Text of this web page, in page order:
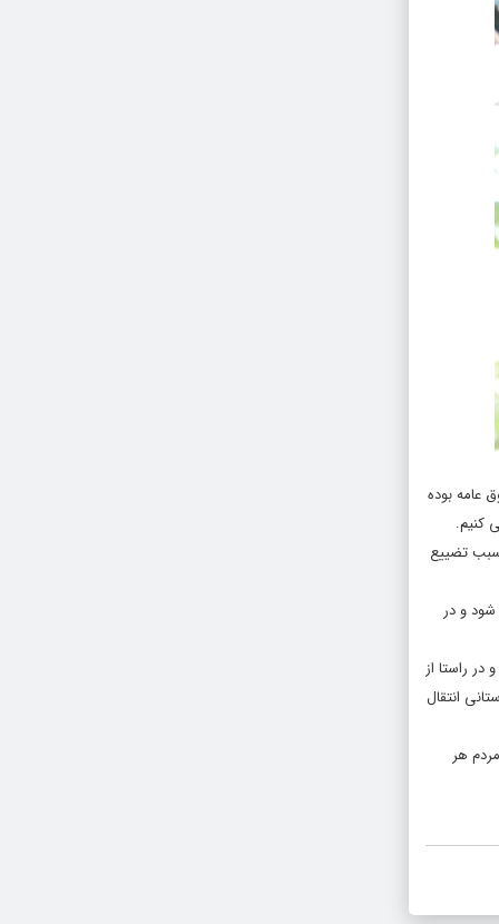
عامه بوده
کنیم.
سبب تضییع
و در
راستا از
انتقال
هر